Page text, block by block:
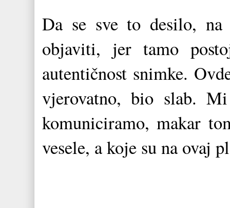
Da se sve to desilo,
objaviti, jer tamo
autentičnost snimke.
vjerovatno, bio slab.
komuniciramo, makar
vesele, a koje su na ovaj